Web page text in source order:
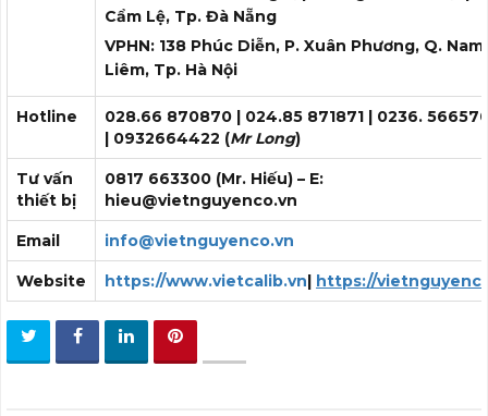
Cẩm Lệ, Tp. Đà Nẵng
VPHN: 138 Phúc Diễn, P. Xuân Phương, Q.
Liêm, Tp. Hà Nội
Hotline 028.66 870870 | 024.85 871871 | 0236.
| 0932664422 (Mr Long)
Tư vấn
thiết bị
0817 663300 (Mr. Hiếu) – E:
hieu@vietnguyenco.vn
Email info@vietnguyenco.vn
Website https://www.vietcalib.vn| https://